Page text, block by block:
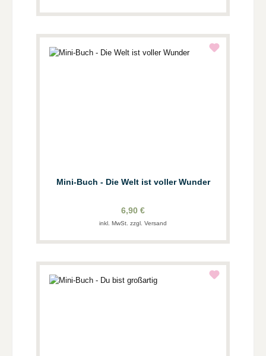
Mini-Buch - Die Welt ist voller Wunder
6,90 €
inkl. MwSt. zzgl. Versand